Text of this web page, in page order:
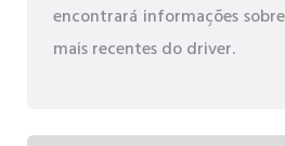
encontrará informações
mais recentes do driver.